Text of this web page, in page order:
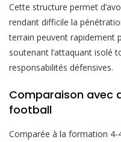
Cette structure permet
rendant difficile la
terrain peuvent rapidement
soutenant l’attaquant isolé
responsabilités défensives.
Comparaison avec
football
Comparée à la formation